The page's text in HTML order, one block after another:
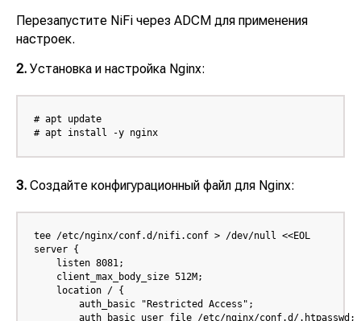
Перезапустите NiFi через ADCM для применения
настроек.
2. Установка и настройка Nginx:
# apt update
# apt install -y nginx
3. Создайте конфигурационный файл для Nginx:
tee /etc/nginx/conf.d/nifi.conf > /dev/null <<EOL
server {
    listen 8081;
    client_max_body_size 512M;
    location / {
        auth_basic "Restricted Access";
        auth_basic_user_file /etc/nginx/conf.d/.htpasswd;